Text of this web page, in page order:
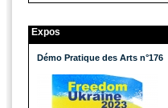
Expos
Démo Pratique des Arts n°176